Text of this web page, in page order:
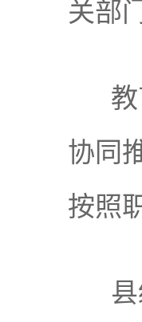
关部
协同
按照